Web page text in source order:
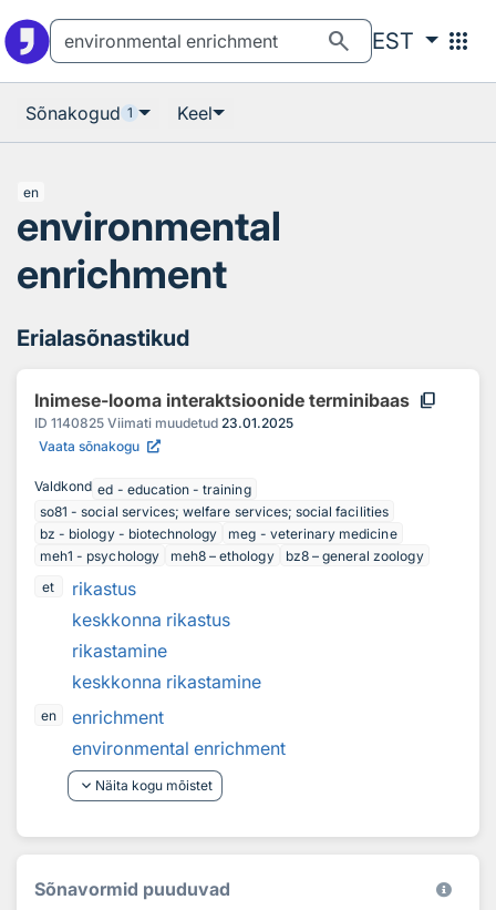
search EST apps
Sõnakogud 1 Keel
en
environmental
enrichment
Erialasõnastikud
Inimese-looma interaktsioonide terminibaas content_copy
ID 1140825 Viimati muudetud 23.01.2025
Vaata sõnakogu
Valdkond ed - education - training
so81 - social services; welfare services; social facilities
bz - biology - biotechnology
meg - veterinary medicine
meh1 - psychology
meh8 – ethology
bz8 – general zoology
et
rikastus
keskkonna rikastus
rikastamine
keskkonna rikastamine
en
enrichment
environmental enrichment
keyboard_arrow_down Näita kogu mõistet
Sõnavormid puuduvad